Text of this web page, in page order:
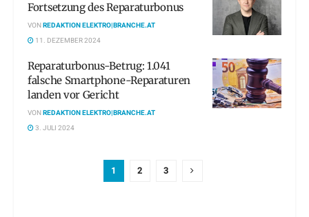
Fortsetzung des Reparaturbonus
VONREDAKTION ELEKTRO|BRANCHE.AT
11. DEZEMBER 2024
Reparaturbonus-Betrug: 1.041
falsche Smartphone-Reparaturen
landen vor Gericht
VONREDAKTION ELEKTRO|BRANCHE.AT
3. JULI 2024
1 2 3